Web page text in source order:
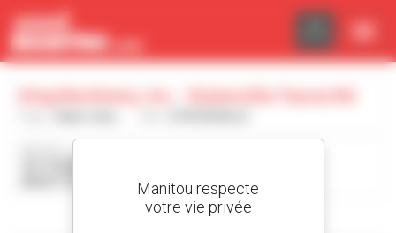
28625 STATESVILLE États-Unis
Afficher les filtres de recherche
Panneau de gestion des cookies
Manitou respecte
votre vie privée